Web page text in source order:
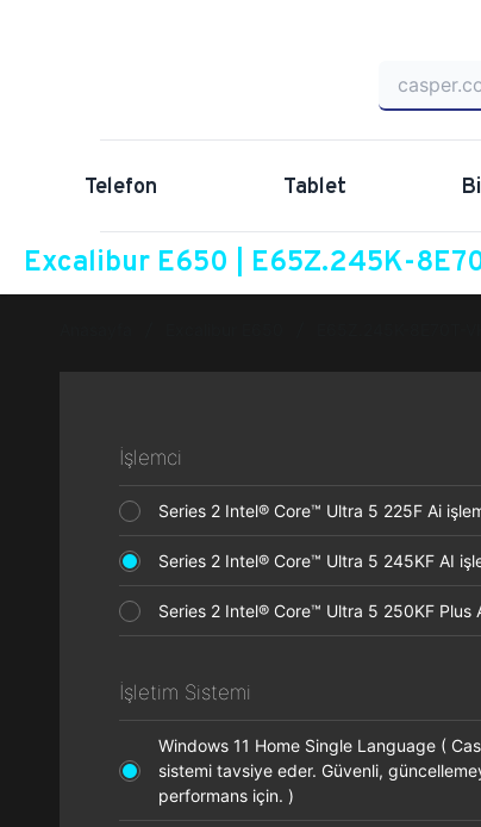
Telefon Tablet
Excalibur E650 | E65Z.245K-
İşlemci
Series 2 Intel® Core™ Ultra 5 225F Ai
Series 2 Intel® Core™ Ultra 5 245KF AI
Series 2 Intel® Core™ Ultra 5 250KF Plus
İşletim Sistemi
Windows 11 Home Single Language (
sistemi tavsiye eder. Güvenli,
performans için. )